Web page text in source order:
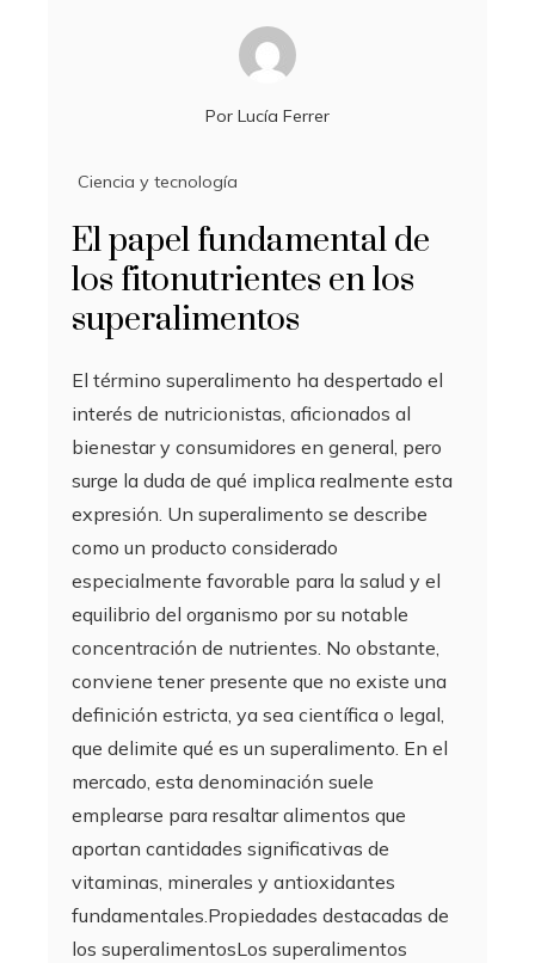
Por Lucía Ferrer
Ciencia y tecnología
El papel fundamental de
los fitonutrientes en los
superalimentos
El término superalimento ha despertado el
interés de nutricionistas, aficionados al
bienestar y consumidores en general, pero
surge la duda de qué implica realmente esta
expresión. Un superalimento se describe
como un producto considerado
especialmente favorable para la salud y el
equilibrio del organismo por su notable
concentración de nutrientes. No obstante,
conviene tener presente que no existe una
definición estricta, ya sea científica o legal,
que delimite qué es un superalimento. En el
mercado, esta denominación suele
emplearse para resaltar alimentos que
aportan cantidades significativas de
vitaminas, minerales y antioxidantes
fundamentales.Propiedades destacadas de
los superalimentosLos superalimentos